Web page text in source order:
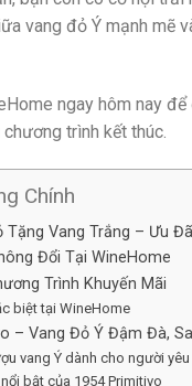
vang đỏ Ý mạnh mẽ
ngay hôm nay
trình kết thúc.
Chính
Tặng Vang Trắng – Ưu
Đổi Tại WineHome
Trình Khuyến Mãi
biệt tại WineHome
– Vang Đỏ Ý Đậm Đà,
vang Ý dành cho người
bật của 1954 Primitivo